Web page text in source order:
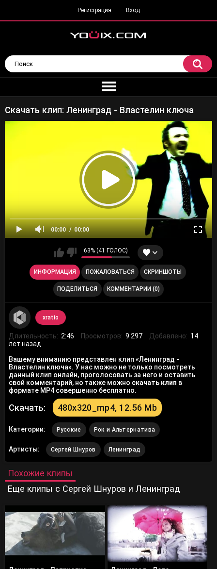
Регистрация Вход
Скачать клип: Ленинград - Властелин ключа
00:00 00:00
63% (41 ГОЛОС)
ИНФОРМАЦИЯ ПОЖАЛОВАТЬСЯ СКРИНШОТЫ
ПОДЕЛИТЬСЯ КОММЕНТАРИИ (0)
xratio
Длительность: 2:46 Просмотров: 9 297 Добавлено: 14
лет назад
Вашему вниманию представлен клип «Ленинград -
Властелин ключа». У нас можно не только посмотреть
данный клип онлайн, проголосовать за него и оставить
свой комментарий, но также можно скачать клип в
формате MP4 совершенно бесплатно.
Скачать: 480x320_mp4, 12.56 Mb
Категории: Русские Рок и Альтернатива
Артисты: Сергей Шнуров Ленинград
Похожие клипы
Еще клипы с Сергей Шнуров и Ленинград